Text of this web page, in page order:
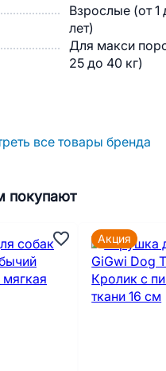
Взрослые (от 1
лет)
Для макси
25 до 40 кг)
все товары бренда
покупают
Акция